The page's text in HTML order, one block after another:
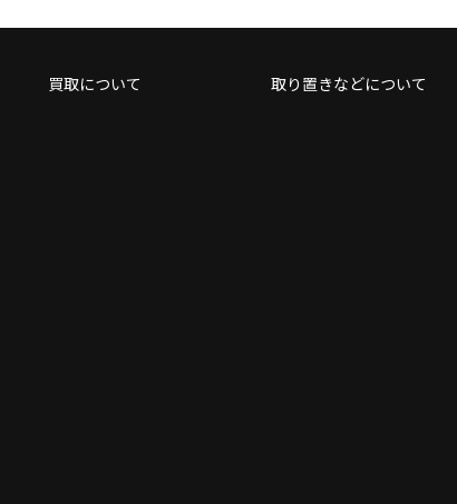
買取について 取り置きなどについて